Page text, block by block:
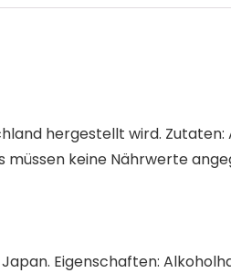
hergestellt wird.
müssen keine Nährwerte
Eigenschaften: